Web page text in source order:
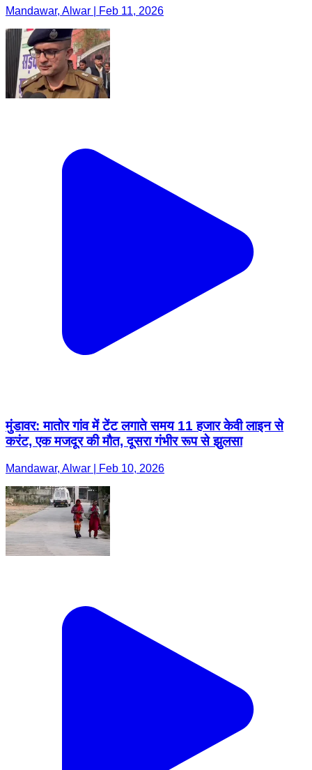
Mandawar, Alwar | Feb 11, 2026
मुंडावर: मातोर गांव में टेंट लगाते समय 11 हजार केवी लाइन से
करंट, एक मजदूर की मौत, दूसरा गंभीर रूप से झुलसा
Mandawar, Alwar | Feb 10, 2026